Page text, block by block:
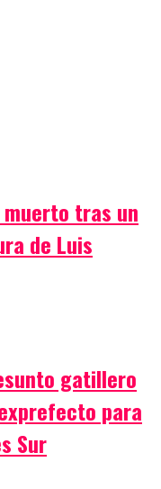
tras un
de Luis
gatillero
para
Sur